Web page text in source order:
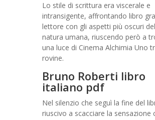
Lo stile di scrittura era viscerale e
intransigente, affrontando libro
lettore con gli aspetti più oscuri
natura umana, riuscendo però a
una luce di Cinema Alchimia Uno
rovine.
Bruno Roberti libro
italiano pdf
Nel silenzio che seguì la fine del
riuscivo a scacciare la sensazione